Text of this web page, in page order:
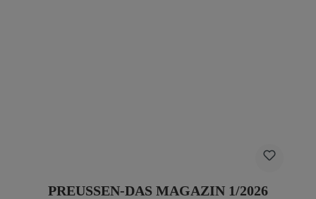
PREUSSEN-DAS MAGAZIN 1/2026